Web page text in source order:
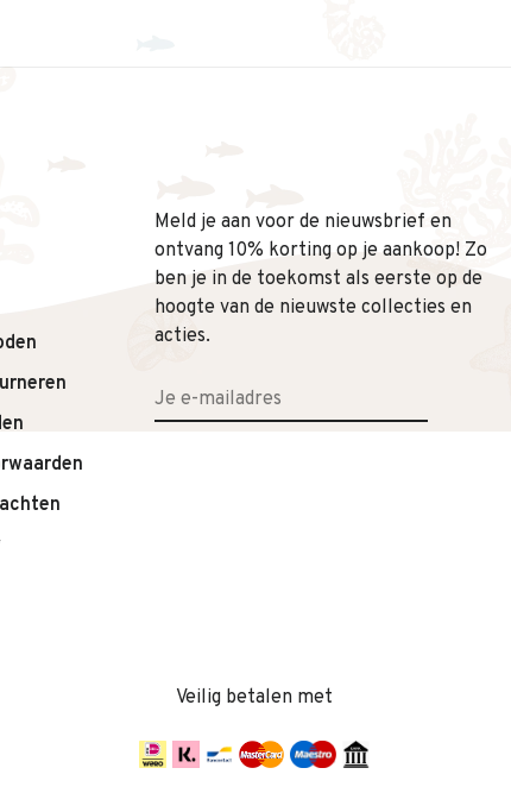
Meld je aan voor de nieuwsbrief en
ontvang 10% korting op je aankoop! Zo
ben je in de toekomst als eerste op de
hoogte van de nieuwste collecties en
acties.
Veilig betalen met